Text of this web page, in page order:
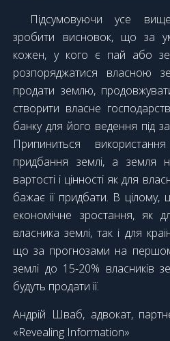
Підсумовуючи усе вище зазначене, можемо
зробити висновок, що за
кожен, у кого є пай або
розпоряджатися власною
продати землю,
створити власне
банку для його ведення під
Припиниться
придбання землі, а земля
вартості і цінності як для
бажає її придбати. В
економічне зростання, як
власника землі, так і для
що за прогнозами на
землі до 15-20% власників
будуть продати її.
Андрій Шваб, адвокат,
«Revealing Information»